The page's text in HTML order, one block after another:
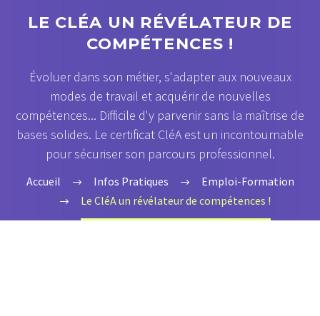
LE CLÉA UN RÉVÉLATEUR DE
COMPÉTENCES !
Évoluer dans son métier, s'adapter aux nouveaux
modes de travail et acquérir de nouvelles
compétences... Difficile d'y parvenir sans la maîtrise de
bases solides. Le certificat CléA est un incontournable
pour sécuriser son parcours professionnel.
Accueil Infos Pratiques
Emploi-Formation
Le CléA un révélateur de compétences !